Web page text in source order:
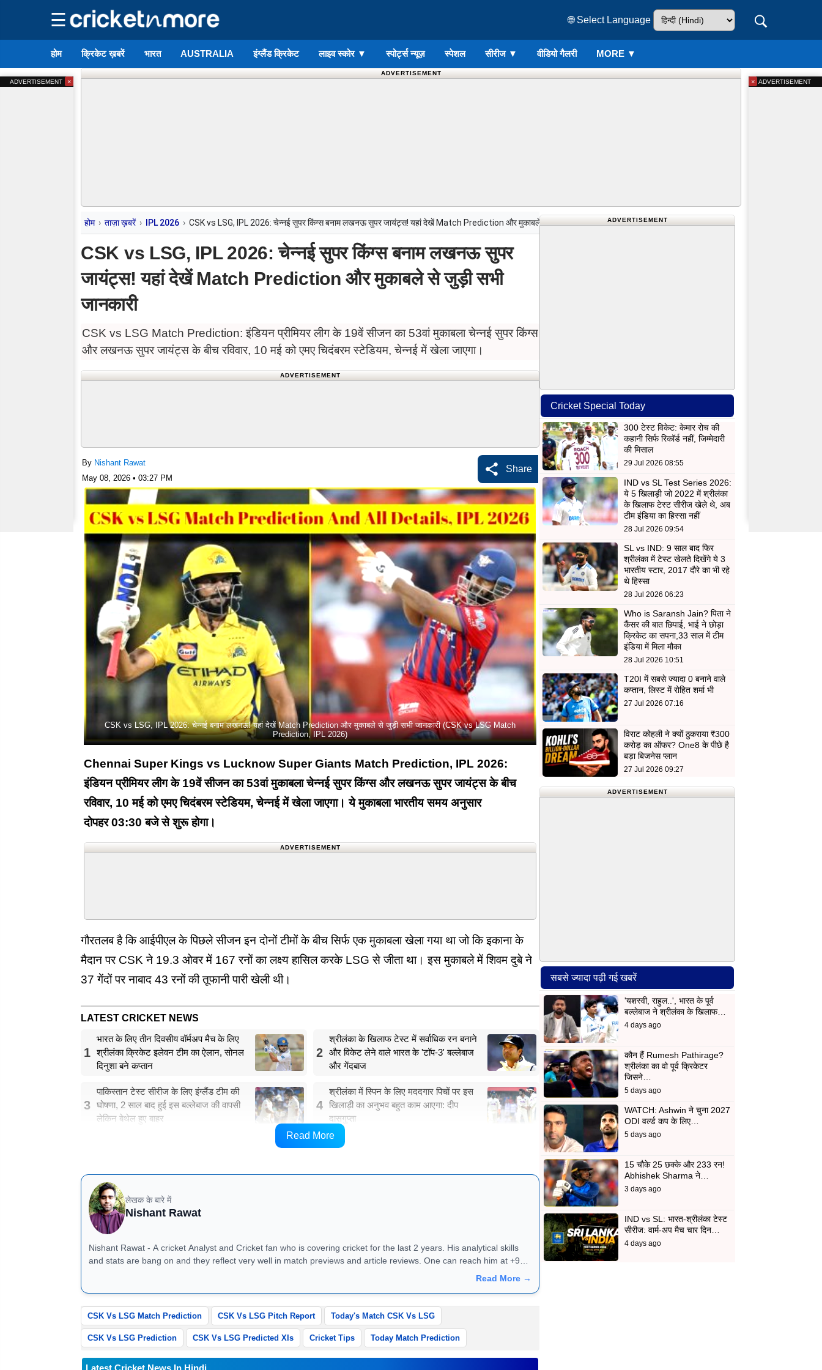
☰ 🌐 Select Language
होम क्रिकेट ख़बरें भारत AUSTRALIA इंग्लैंड क्रिकेट लाइव स्कोर ▼ स्पोर्ट्स न्यूज़ स्पेशल सीरीज ▼ वीडियो गैलरी MORE ▼
ADVERTISEMENT
होम ताज़ा ख़बरें IPL 2026 CSK vs LSG, IPL 2026: चेन्नई सुपर किंग्स बनाम लखनऊ सुपर जायंट्स! यहां देखें Match Prediction और मुकाबले से जुड़ी सभी जानकारी
CSK vs LSG, IPL 2026: चेन्नई सुपर किंग्स बनाम लखनऊ सुपर
जायंट्स! यहां देखें Match Prediction और मुकाबले से जुड़ी सभी
जानकारी
CSK vs LSG Match Prediction: इंडियन प्रीमियर लीग के 19वें सीजन का 53वां मुकाबला चेन्नई सुपर किंग्स
और लखनऊ सुपर जायंट्स के बीच रविवार, 10 मई को एमए चिदंबरम स्टेडियम, चेन्नई में खेला जाएगा।
ADVERTISEMENT
By Nishant Rawat
May 08, 2026 • 03:27 PM
Share
CSK vs LSG, IPL 2026: चेन्नई बनाम लखनऊ! यहां देखें Match Prediction और मुकाबले से जुड़ी सभी जानकारी (CSK vs LSG Match
Prediction, IPL 2026)
Chennai Super Kings vs Lucknow Super Giants Match Prediction, IPL 2026:
इंडियन प्रीमियर लीग के 19वें सीजन का 53वां मुकाबला चेन्नई सुपर किंग्स और लखनऊ सुपर जायंट्स के बीच
रविवार, 10 मई को एमए चिदंबरम स्टेडियम, चेन्नई में खेला जाएगा। ये मुकाबला भारतीय समय अनुसार
दोपहर 03:30 बजे से शुरू होगा।
ADVERTISEMENT
गौरतलब है कि आईपीएल के पिछले सीजन इन दोनों टीमों के बीच सिर्फ एक मुकाबला खेला गया था जो कि इकाना के
मैदान पर CSK ने 19.3 ओवर में 167 रनों का लक्ष्य हासिल करके LSG से जीता था। इस मुकाबले में शिवम दुबे ने
37 गेंदों पर नाबाद 43 रनों की तूफानी पारी खेली थी।
LATEST CRICKET NEWS
1
भारत के लिए तीन दिवसीय वॉर्मअप मैच के लिए
श्रीलंका क्रिकेट इलेवन टीम का ऐलान, सोनल
दिनुशा बने कप्तान
2
श्रीलंका के खिलाफ टेस्ट में सर्वाधिक रन बनाने
और विकेट लेने वाले भारत के 'टॉप-3' बल्लेबाज
और गेंदबाज
3
पाकिस्तान टेस्ट सीरीज के लिए इंग्लैंड टीम की
घोषणा, 2 साल बाद हुई इस बल्लेबाज की वापसी
लेकिन बेथेल हुए बाहर
4
श्रीलंका में स्पिन के लिए मददगार पिचों पर इस
खिलाड़ी का अनुभव बहुत काम आएगा: दीप
दासगुप्ता
CSK vs LSG, IPL 2026: मैच से जुड़ी जानकारी
Read More
लेखक के बारे में
Nishant Rawat
Nishant Rawat - A cricket Analyst and Cricket fan who is covering cricket for the last 2 years. His analytical skills
and stats are bang on and they reflect very well in match previews and article reviews. One can reach him at +91 -
Read More →
CSK Vs LSG Match Prediction CSK Vs LSG Pitch Report Today's Match CSK Vs LSG
CSK Vs LSG Prediction CSK Vs LSG Predicted XIs Cricket Tips Today Match Prediction
ADVERTISEMENT
Cricket Special Today
300 टेस्ट विकेट: केमार रोच की
कहानी सिर्फ रिकॉर्ड नहीं, जिम्मेदारी
की मिसाल
29 Jul 2026 08:55
IND vs SL Test Series 2026:
ये 5 खिलाड़ी जो 2022 में श्रीलंका
के खिलाफ टेस्ट सीरीज खेले थे, अब
टीम इंडिया का हिस्सा नहीं
28 Jul 2026 09:54
SL vs IND: 9 साल बाद फिर
श्रीलंका में टेस्ट खेलते दिखेंगे ये 3
भारतीय स्टार, 2017 दौरे का भी रहे
थे हिस्सा
28 Jul 2026 06:23
Who is Saransh Jain? पिता ने
कैंसर की बात छिपाई, भाई ने छोड़ा
क्रिकेट का सपना,33 साल में टीम
इंडिया में मिला मौका
28 Jul 2026 10:51
T20I में सबसे ज्यादा 0 बनाने वाले
कप्तान, लिस्ट में रोहित शर्मा भी
27 Jul 2026 07:16
विराट कोहली ने क्यों ठुकराया ₹300
करोड़ का ऑफर? One8 के पीछे है
बड़ा बिजनेस प्लान
27 Jul 2026 09:27
ADVERTISEMENT
सबसे ज्यादा पढ़ी गई खबरें
'यशस्वी, राहुल..', भारत के पूर्व
बल्लेबाज ने श्रीलंका के खिलाफ…
4 days ago
कौन हैं Rumesh Pathirage?
श्रीलंका का वो पूर्व क्रिकेटर
जिसने…
5 days ago
WATCH: Ashwin ने चुना 2027
ODI वर्ल्ड कप के लिए…
5 days ago
15 चौके 25 छक्के और 233 रन!
Abhishek Sharma ने…
3 days ago
IND vs SL: भारत-श्रीलंका टेस्ट
सीरीज: वार्म-अप मैच चार दिन…
4 days ago
ADVERTISEMENT × ADVERTISEMENT
×